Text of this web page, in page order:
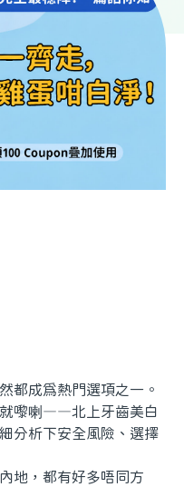
成爲熱門選項之一。
就嚟喇——北上牙齒美白
分析下安全風險、選擇
地，都有好多唔同方